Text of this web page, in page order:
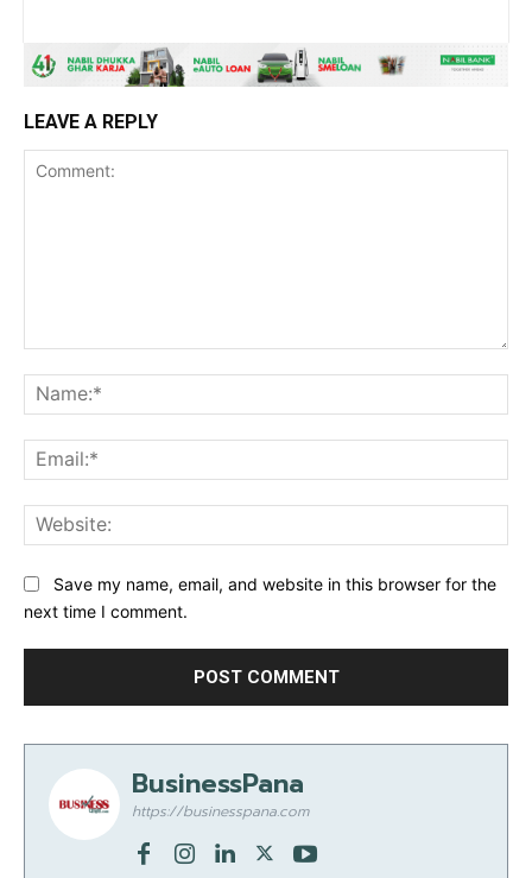
LEAVE A REPLY
Save my name, email, and website in this browser for the
next time I comment.
BusinessPana
https://businesspana.com